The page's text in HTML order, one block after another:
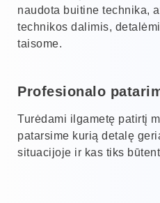
naudota buitine technika,
technikos dalimis,
taisome.
Profesionalo
Turėdami ilgametę patirtį
patarsime kurią detalę
situacijoje ir kas tiks